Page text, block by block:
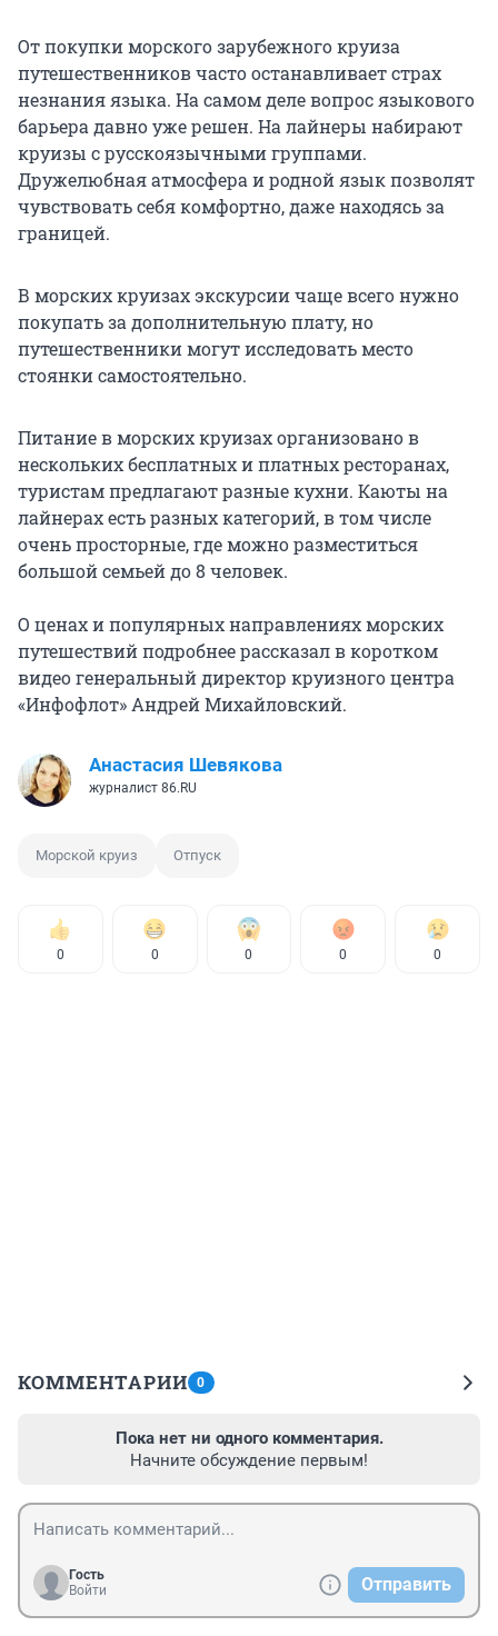
От покупки морского зарубежного круиза
путешественников часто останавливает страх
незнания языка. На самом деле вопрос языкового
барьера давно уже решен. На лайнеры набирают
круизы с русскоязычными группами.
Дружелюбная атмосфера и родной язык позволят
чувствовать себя комфортно, даже находясь за
границей.
В морских круизах экскурсии чаще всего нужно
покупать за дополнительную плату, но
путешественники могут исследовать место
стоянки самостоятельно.
Питание в морских круизах организовано в
нескольких бесплатных и платных ресторанах,
туристам предлагают разные кухни. Каюты на
лайнерах есть разных категорий, в том числе
очень просторные, где можно разместиться
большой семьей до 8 человек.
О ценах и популярных направлениях морских
путешествий подробнее рассказал в коротком
видео генеральный директор круизного центра
«Инфофлот» Андрей Михайловский.
Анастасия Шевякова
журналист 86.RU
Морской круиз Отпуск
0 0 0 0 0
КОММЕНТАРИИ 0
Пока нет ни одного комментария.
Начните обсуждение первым!
Гость
Войти
Отправить